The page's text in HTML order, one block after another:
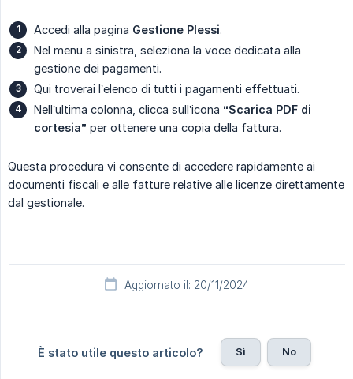
Accedi alla pagina Gestione Plessi.
Nel menu a sinistra, seleziona la voce dedicata alla
gestione dei pagamenti.
Qui troverai l’elenco di tutti i pagamenti effettuati.
Nell’ultima colonna, clicca sull’icona “Scarica PDF di
cortesia” per ottenere una copia della fattura.
Questa procedura vi consente di accedere rapidamente ai
documenti fiscali e alle fatture relative alle licenze direttamente
dal gestionale.
Aggiornato il: 20/11/2024
È stato utile questo articolo? Sì No